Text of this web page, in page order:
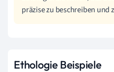
präzise zu beschreiben und
Ethologie Beispiele